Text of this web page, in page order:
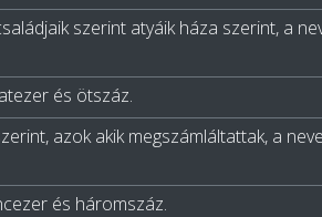
szerint atyáik háza szerint, a
és ötszáz.
azok akik megszámláltattak, a
és háromszáz.